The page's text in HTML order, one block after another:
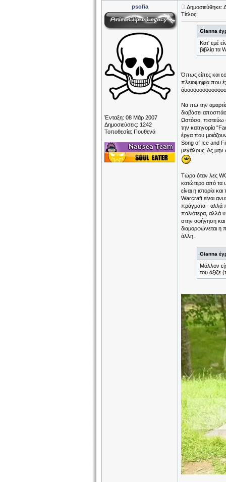
psofia
Ένταξη: 08 Μάρ 2007
Δημοσιεύσεις: 1242
Τοποθεσία: Πουθενά
Δημοσιεύθηκε:
Τίτλος:
Gianna
Κατ' εμέ
βιβλία τα
Όπως είπες και
πλειοψηφία που
Να πω την
διαβάσει
Ωστόσο, πιστεύω
την κατηγορία
έργα που
Song of Ice and
μεγάλους. Ας μην
Tώρα όταν λες
κατώτερο από τα
είναι η ιστορία
Warcraft είναι
πράγματα - αλλά
παλιότερα, αλλά
στην αφήγηση και
διαμορφώνεται η
άλλη.
Gianna
Μάλλον
του άξιζε